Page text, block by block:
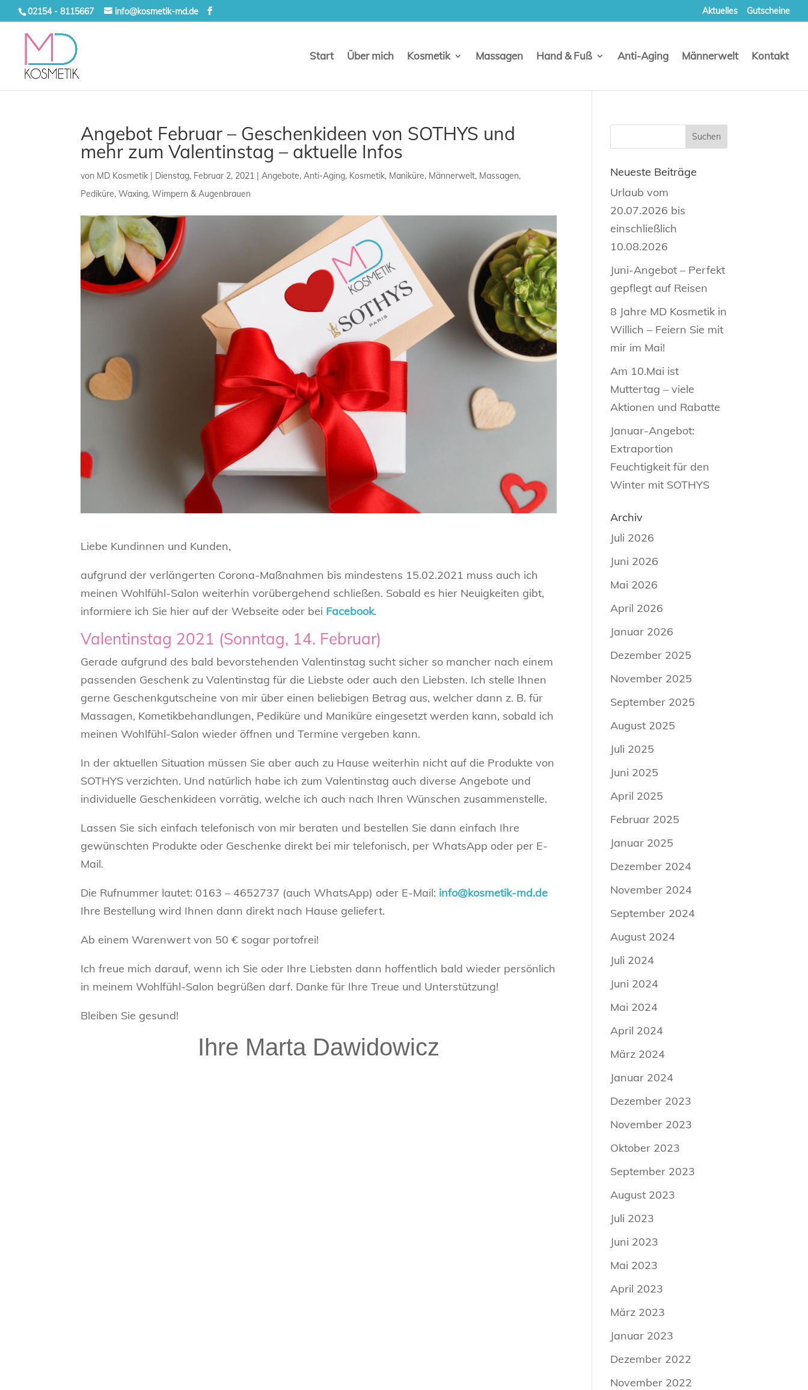
02154 - 8115667 info@kosmetik-md.de Aktuelles Gutscheine
Start Über mich Kosmetik Massagen Hand & Fuß Anti-Aging Männerwelt Kontakt
Angebot Februar – Geschenkideen von SOTHYS und
mehr zum Valentinstag – aktuelle Infos
von MD Kosmetik | Dienstag, Februar 2, 2021 |Angebote,Anti-Aging, Kosmetik, Maniküre, Männerwelt, Massagen,
Pediküre,Waxing,Wimpern & Augenbrauen
Liebe Kundinnen und Kunden,
aufgrund der verlängerten Corona-Maßnahmen bis mindestens 15.02.2021 muss auch ich
meinen Wohlfühl-Salon weiterhin vorübergehend schließen. Sobald es hier Neuigkeiten gibt,
informiere ich Sie hier auf der Webseite oder bei Facebook.
Valentinstag 2021 (Sonntag, 14. Februar)
Gerade aufgrund des bald bevorstehenden Valentinstag sucht sicher so mancher nach einem
passenden Geschenk zu Valentinstag für die Liebste oder auch den Liebsten. Ich stelle Ihnen
gerne Geschenkgutscheine von mir über einen beliebigen Betrag aus, welcher dann z. B. für
Massagen, Kometikbehandlungen, Pediküre und Maniküre eingesetzt werden kann, sobald ich
meinen Wohlfühl-Salon wieder öffnen und Termine vergeben kann.
In der aktuellen Situation müssen Sie aber auch zu Hause weiterhin nicht auf die Produkte von
SOTHYS verzichten. Und natürlich habe ich zum Valentinstag auch diverse Angebote und
individuelle Geschenkideen vorrätig, welche ich auch nach Ihren Wünschen zusammenstelle.
Lassen Sie sich einfach telefonisch von mir beraten und bestellen Sie dann einfach Ihre
gewünschten Produkte oder Geschenke direkt bei mir telefonisch, per WhatsApp oder per E-
Mail.
Die Rufnummer lautet: 0163 – 4652737 (auch WhatsApp) oder E-Mail: info@kosmetik-md.de
Ihre Bestellung wird Ihnen dann direkt nach Hause geliefert.
Ab einem Warenwert von 50 € sogar portofrei!
Ich freue mich darauf, wenn ich Sie oder Ihre Liebsten dann hoffentlich bald wieder persönlich
in meinem Wohlfühl-Salon begrüßen darf. Danke für Ihre Treue und Unterstützung!
Bleiben Sie gesund!
Ihre Marta Dawidowicz
Neueste Beiträge
Urlaub vom
20.07.2026 bis
einschließlich
10.08.2026
Juni-Angebot – Perfekt
gepflegt auf Reisen
8 Jahre MD Kosmetik in
Willich – Feiern Sie mit
mir im Mai!
Am 10.Mai ist
Muttertag – viele
Aktionen und Rabatte
Januar-Angebot:
Extraportion
Feuchtigkeit für den
Winter mit SOTHYS
Archiv
Juli 2026
Juni 2026
Mai 2026
April 2026
Januar 2026
Dezember 2025
November 2025
September 2025
August 2025
Juli 2025
Juni 2025
April 2025
Februar 2025
Januar 2025
Dezember 2024
November 2024
September 2024
August 2024
Juli 2024
Juni 2024
Mai 2024
April 2024
März 2024
Januar 2024
Dezember 2023
November 2023
Oktober 2023
September 2023
August 2023
Juli 2023
Juni 2023
Mai 2023
April 2023
März 2023
Januar 2023
Dezember 2022
November 2022